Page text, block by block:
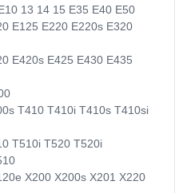
13 14 15 E35 E40 E50
E125 E220 E220s E320
E420s E425 E430 E435
T410 T410i T410s T410si
T510i T520 T520i
X200 X200s X201 X220